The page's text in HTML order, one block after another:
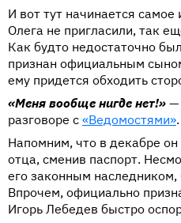
И вот тут начинается
Олега не пригласили, так
Как будто недостаточно
признан официальным
ему придется обходить
«Меня вообще нигде нет!» —
разговоре с «Ведомостями».
Напомним, что в декабре
отца, сменив паспорт.
его законным
Впрочем, официально
Игорь Лебедев быстро